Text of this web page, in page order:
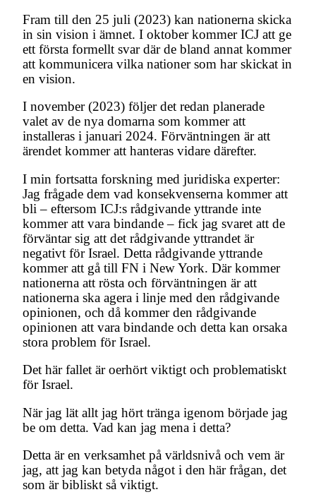
Fram till den 25 juli (2023) kan nationerna skicka
in sin vision i ämnet. I oktober kommer ICJ att ge
ett första formellt svar där de bland annat kommer
att kommunicera vilka nationer som har skickat in
en vision.
I november (2023) följer det redan planerade
valet av de nya domarna som kommer att
installeras i januari 2024. Förväntningen är att
ärendet kommer att hanteras vidare därefter.
I min fortsatta forskning med juridiska experter:
Jag frågade dem vad konsekvenserna kommer att
bli – eftersom ICJ:s rådgivande yttrande inte
kommer att vara bindande – fick jag svaret att de
förväntar sig att det rådgivande yttrandet är
negativt för Israel. Detta rådgivande yttrande
kommer att gå till FN i New York. Där kommer
nationerna att rösta och förväntningen är att
nationerna ska agera i linje med den rådgivande
opinionen, och då kommer den rådgivande
opinionen att vara bindande och detta kan orsaka
stora problem för Israel.
Det här fallet är oerhört viktigt och problematiskt
för Israel.
När jag lät allt jag hört tränga igenom började jag
be om detta. Vad kan jag mena i detta?
Detta är en verksamhet på världsnivå och vem är
jag, att jag kan betyda något i den här frågan, det
som är bibliskt så viktigt.